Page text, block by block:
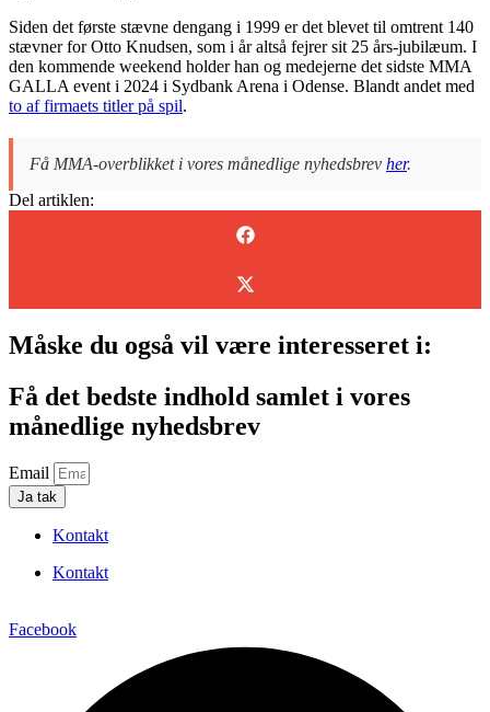
Siden det første stævne dengang i 1999 er det blevet til omtrent 140
stævner for Otto Knudsen, som i år altså fejrer sit 25 års-jubilæum. I
den kommende weekend holder han og medejerne det sidste MMA
GALLA event i 2024 i Sydbank Arena i Odense. Blandt andet med
to af firmaets titler på spil.
Få MMA-overblikket i vores månedlige nyhedsbrev her.
Del artiklen:
Måske du også vil være interesseret i:
Få det bedste indhold samlet i vores
månedlige nyhedsbrev
Email
Ja tak
Kontakt
Kontakt
Facebook